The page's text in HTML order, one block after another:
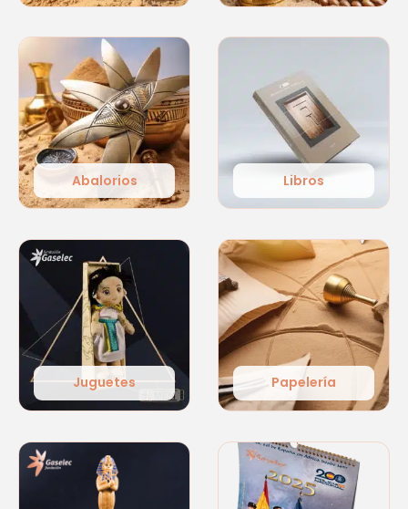
Abalorios Libros
Juguetes Papelería